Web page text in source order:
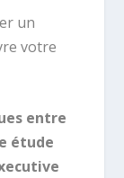
un
votre
entre
étude